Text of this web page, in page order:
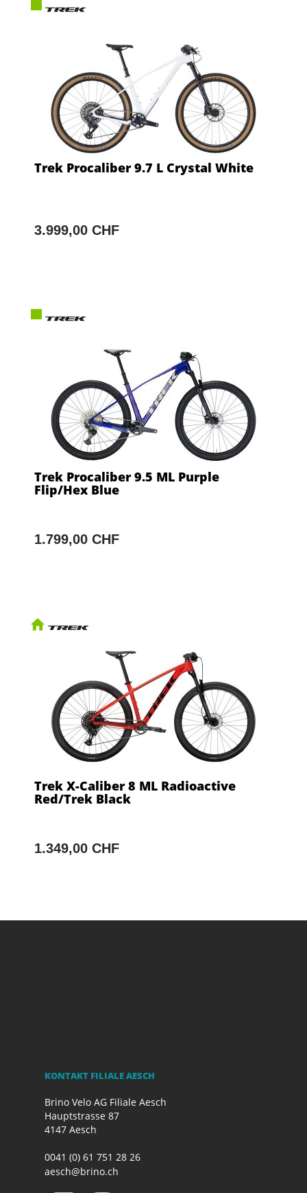
Trek Procaliber 9.7 L Crystal White
3.999,00 CHF
Trek Procaliber 9.5 ML Purple
Flip/Hex Blue
1.799,00 CHF
Trek X-Caliber 8 ML Radioactive
Red/Trek Black
1.349,00 CHF
KONTAKT FILIALE AESCH
Brino Velo AG Filiale Aesch
Hauptstrasse 87
4147 Aesch
0041 (0) 61 751 28 26
aesch@brino.ch